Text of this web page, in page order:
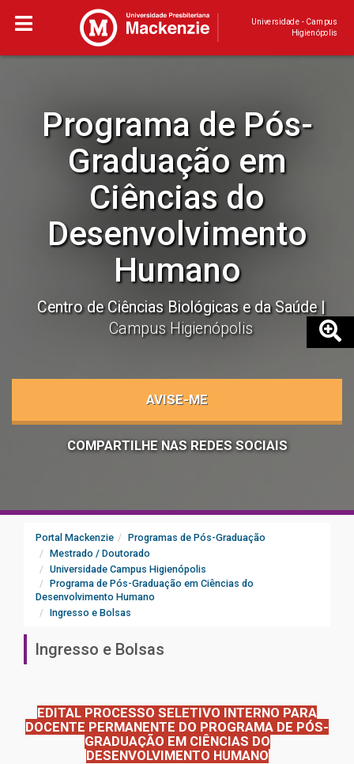
Universidade - Campus
Higienópolis
Programa de Pós-
Graduação em
Ciências do
Desenvolvimento
Humano
Centro de Ciências Biológicas e da Saúde
Campus Higienópolis
AVISE-ME
COMPARTILHE NAS REDES SOCIAIS
Portal Mackenzie
Programas de Pós-Graduação
Mestrado / Doutorado
Universidade Campus Higienópolis
Programa de Pós-Graduação em Ciências do
Desenvolvimento Humano
Ingresso e Bolsas
Ingresso e Bolsas
EDITAL PROCESSO SELETIVO INTERNO PARA
DOCENTE PERMANENTE DO PROGRAMA DE PÓS-
GRADUAÇÃO EMCIÊNCIAS DO
DESENVOLVIMENTO HUMANO